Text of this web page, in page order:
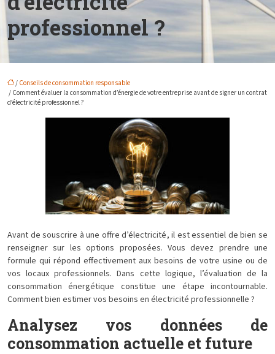
professionnel ?
/ Conseils de consommation responsable
/ Comment évaluer la consommation d’énergie de votre entreprise avant de signer un contrat
d’électricité professionnel ?
Avant de souscrire à une offre d’électricité, il est essentiel de bien se
renseigner sur les options proposées. Vous devez prendre une
formule qui répond effectivement aux besoins de votre usine ou de
vos locaux professionnels. Dans cette logique, l’évaluation de la
consommation énergétique constitue une étape incontournable.
Comment bien estimer vos besoins en électricité professionnelle ?
Analysez vos données de
consommation actuelle et future